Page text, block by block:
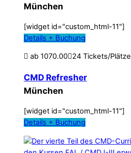
München
[widget id="custom_html-11"]
Details + Buchung
ab 1070.00 24 Tickets/Plätze
CMD Refresher
München
[widget id="custom_html-11"]
Details + Buchung